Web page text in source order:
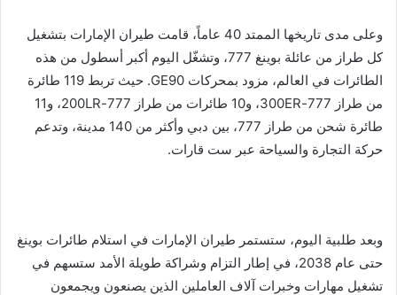
وعلى مدى تاريخها الممتد 40 عاماً، قامت طيران الإمارات بتشغيل
كل طراز من عائلة بوينغ 777، وتشغّل اليوم أكبر أسطول من هذه
الطائرات في العالم، مزود بمحركات GE90. حيث تربط 119 طائرة
من طراز 777-300ER، و10 طائرات من طراز 777-200LR، و11
طائرة شحن من طراز 777، بين دبي وأكثر من 140 مدينة، وتدعم
حركة التجارة والسياحة عبر ست قارات.
وبعد طلبية اليوم، ستستمر طيران الإمارات في استلام طائرات بوينغ
حتى عام 2038، في إطار التزام وشراكة طويلة الأمد ستسهم في
تشغيل مهارات وخبرات آلاف العاملين الذين يصنعون ويجمعون